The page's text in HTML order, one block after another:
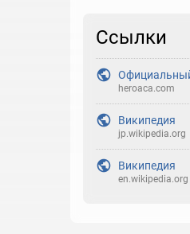
Ссылки
heroaca.com
Википедия
jp.wikipedia.org
Википедия
en.wikipedia.org